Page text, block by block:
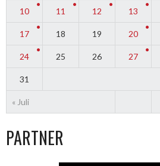
« Juli
10 11 12 13
17 18 19 20
24 25 26 27
31
PARTNER